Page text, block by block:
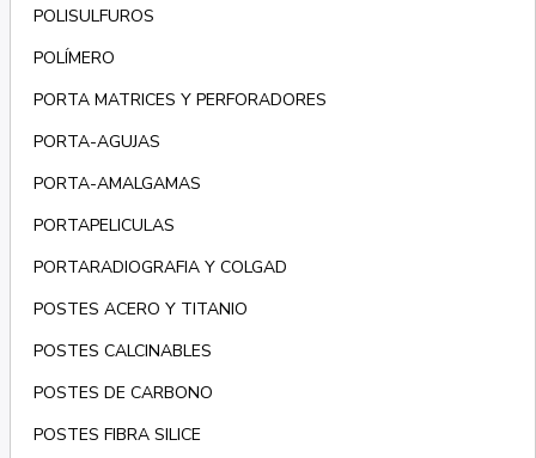
POLISULFUROS
POLÍMERO
PORTA MATRICES Y PERFORADORES
PORTA-AGUJAS
PORTA-AMALGAMAS
PORTAPELICULAS
PORTARADIOGRAFIA Y COLGAD
POSTES ACERO Y TITANIO
POSTES CALCINABLES
POSTES DE CARBONO
POSTES FIBRA SILICE